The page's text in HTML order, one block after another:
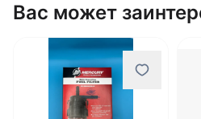
Вас может